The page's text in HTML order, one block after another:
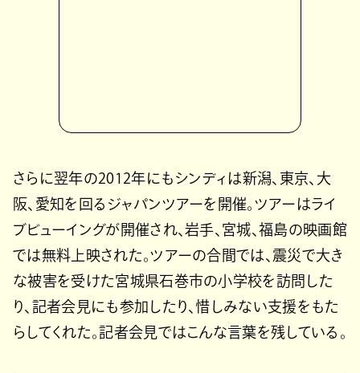
さらに翌年の2012年にもシンディは新潟、東京、大
阪、愛知を回るジャパンツアーを開催。ツアーはライ
ブビューイングが開催され、岩手、宮城、福島の映画館
では無料上映された。ツアーの合間では、震災で大き
な被害を受けた宮城県石巻市の小学校を訪問した
り、記者会見にも参加したり、惜しみない支援をもた
らしてくれた。記者会見ではこんな言葉を残している。